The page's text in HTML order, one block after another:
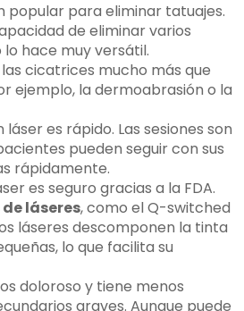
popular para eliminar tatuajes.
de eliminar varios
hace muy versátil.
cicatrices mucho más que
ejemplo, la dermoabrasión o la
es rápido. Las sesiones son
pueden seguir con sus
rápidamente.
es seguro gracias a la FDA.
láseres, como el Q-switched
láseres descomponen la tinta
lo que facilita su
doloroso y tiene menos
graves. Aunque puede